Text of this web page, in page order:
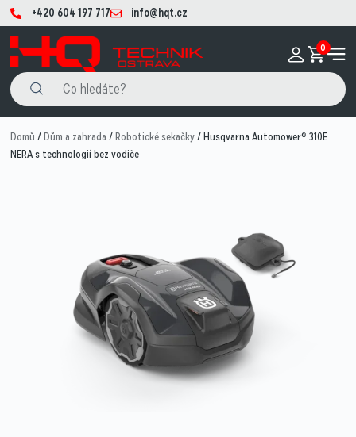
+420 604 197 717 info@hqt.cz
0
Domů /Dům a zahrada /Robotické sekačky/ Husqvarna Automower® 310E
NERA s technologií bez vodiče